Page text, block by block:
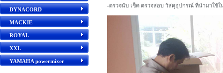
DYNACORD
MACKIE
ROYAL
XXL
YAMAHA powermixer
-ตรวจนับ เช็ค ตรวจสอบ วัสดุอุปกรณ์ ที่นำมาใช้ใ